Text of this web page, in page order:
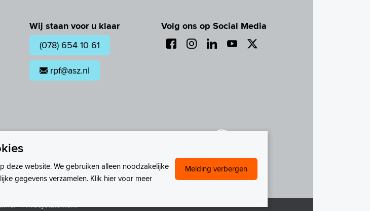
Wij staan voor u klaar
(078) 654 10 61
rpf@asz.nl
Volg ons op Social Media
Privacystatement
website. We gebruiken alleen noodzakelijke
gegevens verzamelen. Klik hier voor meer
Melding verbergen